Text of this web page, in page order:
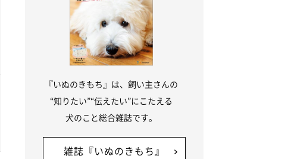
『いぬのきもち』は、飼い主さんの
“知りたい”“伝えたい”にこたえる
犬のこと総合雑誌です。
雑誌『いぬのきもち』